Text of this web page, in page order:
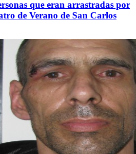
que eran arrastradas por
de Verano de San Carlos